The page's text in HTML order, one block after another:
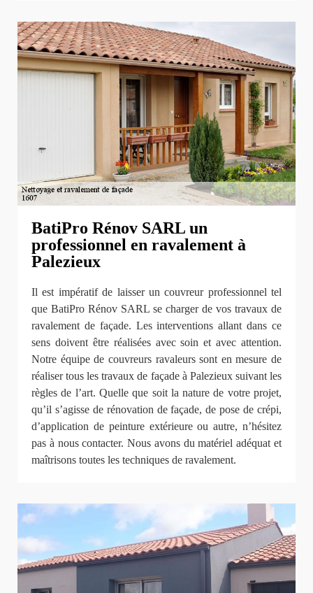
BatiPro Rénov SARL un
professionnel en ravalement à
Palezieux
Il est impératif de laisser un couvreur professionnel tel
que BatiPro Rénov SARL se charger de vos travaux de
ravalement de façade. Les interventions allant dans ce
sens doivent être réalisées avec soin et avec attention.
Notre équipe de couvreurs ravaleurs sont en mesure de
réaliser tous les travaux de façade à Palezieux suivant les
règles de l’art. Quelle que soit la nature de votre projet,
qu’il s’agisse de rénovation de façade, de pose de crépi,
d’application de peinture extérieure ou autre, n’hésitez
pas à nous contacter. Nous avons du matériel adéquat et
maîtrisons toutes les techniques de ravalement.